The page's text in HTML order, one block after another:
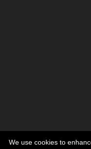
We use cookies to